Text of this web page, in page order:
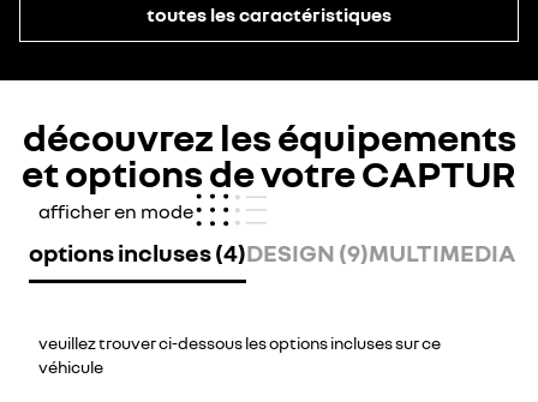
toutes les caractéristiques
découvrez les équipements
et options de votre CAPTUR
afficher en mode
options incluses (4)DESIGN (9)MULTIMEDIA
veuillez trouver ci-dessous les options incluses sur ce
véhicule